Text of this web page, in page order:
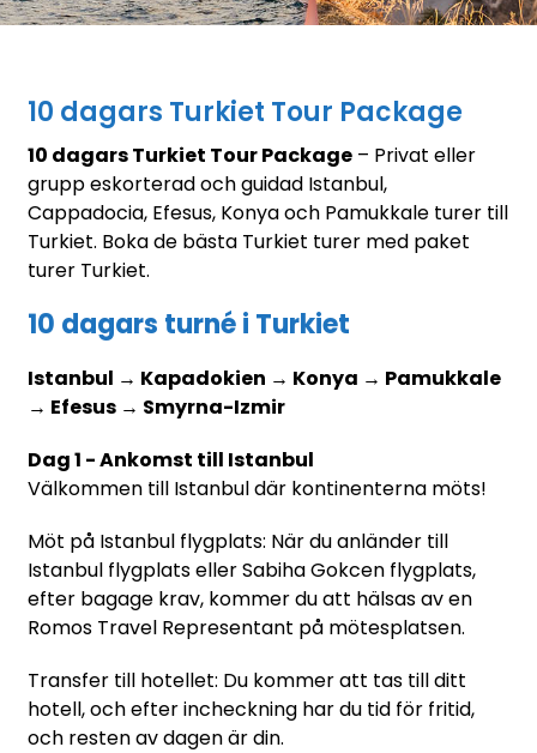
10 dagars Turkiet Tour Package
10 dagars Turkiet Tour Package – Privat eller
grupp eskorterad och guidad Istanbul,
Cappadocia, Efesus, Konya och Pamukkale turer till
Turkiet. Boka de bästa Turkiet turer med paket
turer Turkiet.
10 dagars turné i Turkiet
Istanbul → Kapadokien → Konya → Pamukkale
→ Efesus → Smyrna-Izmir
Dag 1 - Ankomst till Istanbul
Välkommen till Istanbul där kontinenterna möts!
Möt på Istanbul flygplats: När du anländer till
Istanbul flygplats eller Sabiha Gokcen flygplats,
efter bagage krav, kommer du att hälsas av en
Romos Travel Representant på mötesplatsen.
Transfer till hotellet: Du kommer att tas till ditt
hotell, och efter incheckning har du tid för fritid,
och resten av dagen är din.